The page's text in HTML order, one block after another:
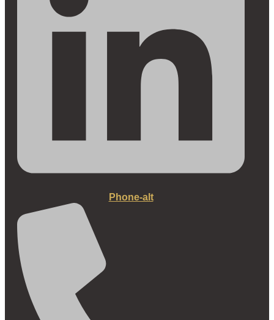
Phone-alt